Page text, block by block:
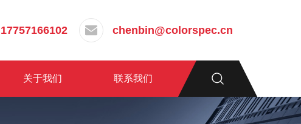
17757166102 chenbin@colorspec.cn
关于我们 联系我们